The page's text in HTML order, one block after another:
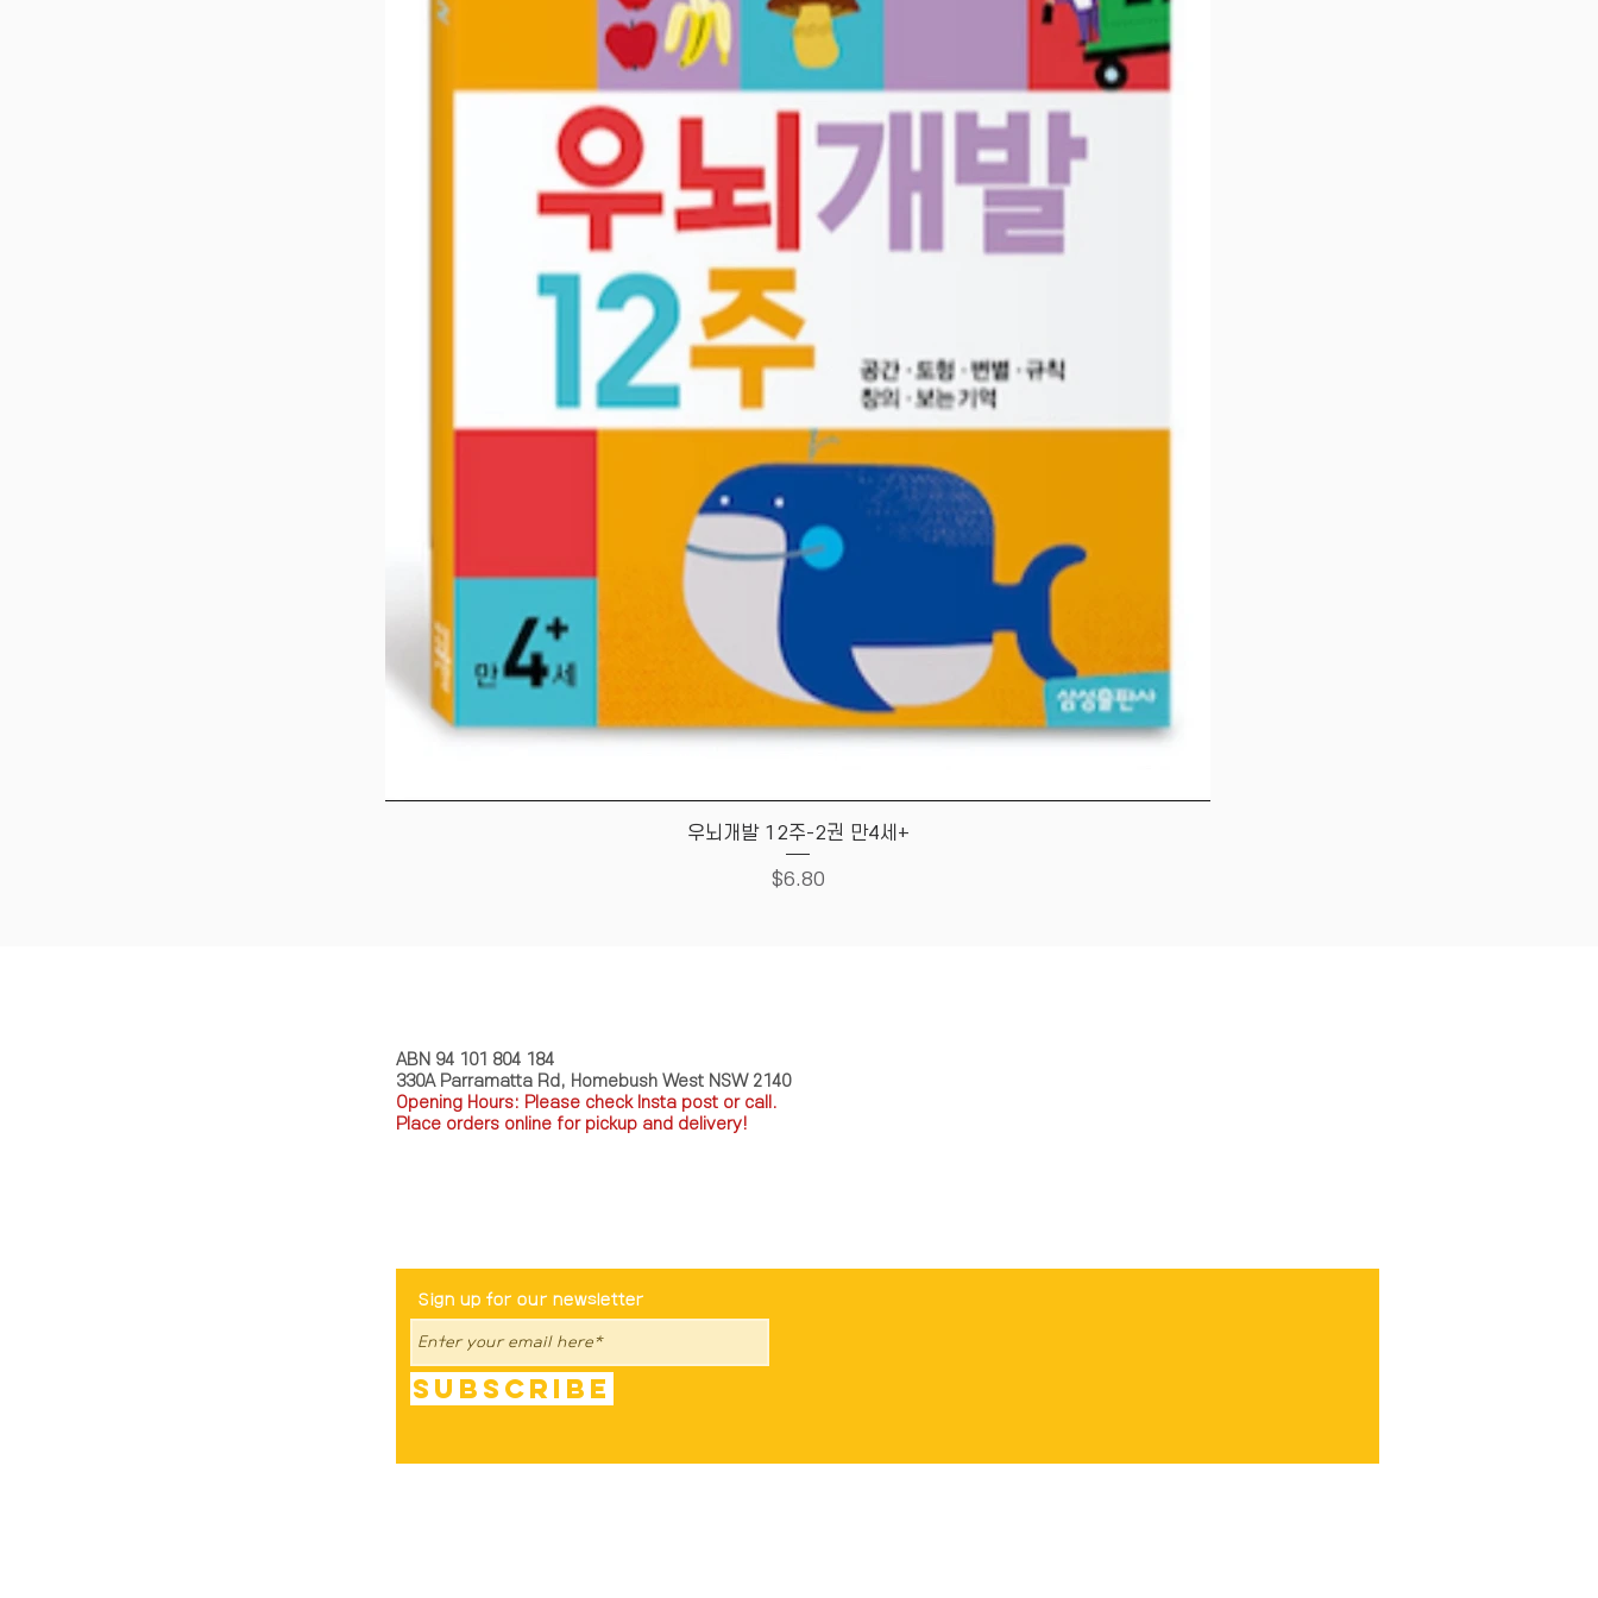
Quick View
우뇌개발 12주-2권 만4세+
Price
$6.80
ABN 94 101 804 184
330A Parramatta Rd, Homebush West NSW 2140
Opening Hours: Please check Insta post or call.
Place orders online for pickup and delivery!
Sign up for our newsletter
Subscribe